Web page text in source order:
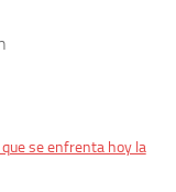
se enfrenta hoy la